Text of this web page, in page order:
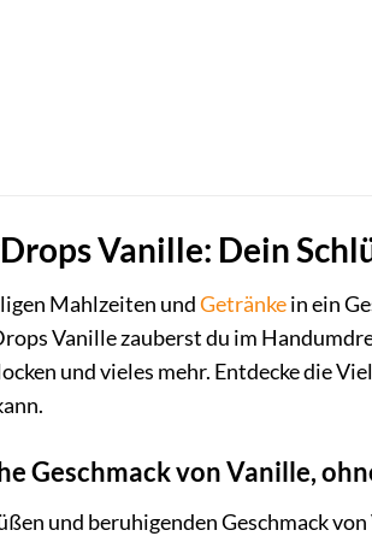
Vanille: Dein
Mahlzeiten undGetränkein ein
Vanille zauberst du im
und vieles mehr. Entdecke die
Geschmack von Vanille,
und beruhigenden Geschmack